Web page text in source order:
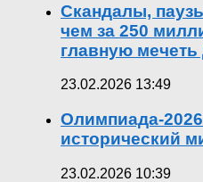
Скандалы,
чем за 250
главную мечеть
23.02.2026 13:49
Олимпиада-
исторический
23.02.2026 10:39